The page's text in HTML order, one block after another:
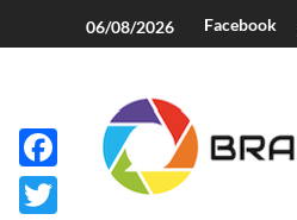
06/08/2026 Facebook
Facebook